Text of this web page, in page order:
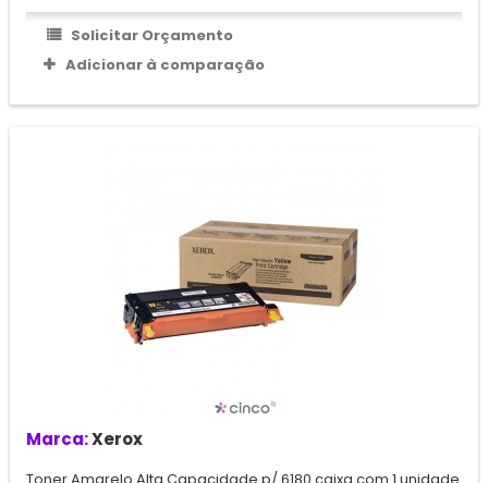
Solicitar Orçamento
Adicionar à comparação
Marca:Xerox